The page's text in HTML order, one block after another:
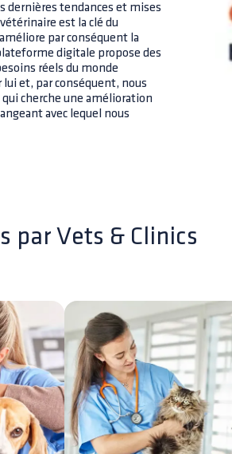
dernières tendances et mises
est la clé du
par conséquent la
digitale propose des
réels du monde
et, par conséquent, nous
cherche une amélioration
avec lequel nous
par Vets & Clinics